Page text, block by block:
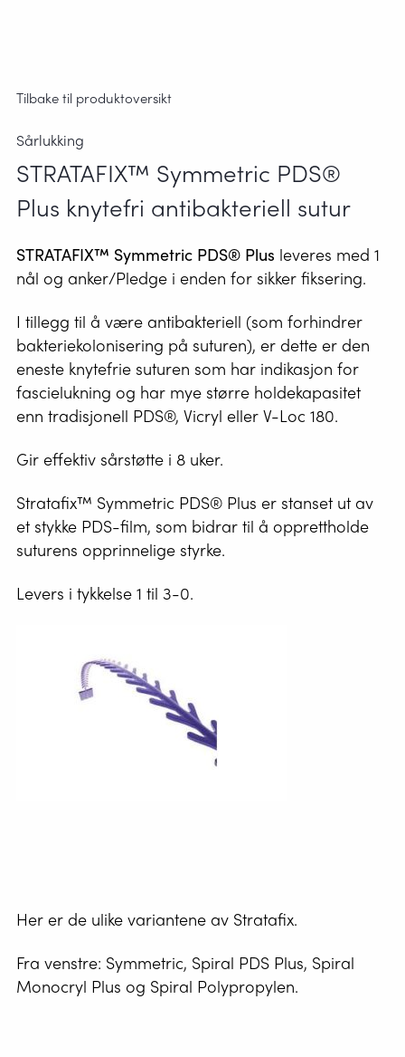
Tilbake til produktoversikt
Sårlukking
STRATAFIX™ Symmetric PDS®
Plus knytefri antibakteriell sutur
STRATAFIX™ Symmetric PDS® Plus leveres med 1
nål og anker/Pledge i enden for sikker fiksering.
I tillegg til å være antibakteriell (som forhindrer
bakteriekolonisering på suturen), er dette er den
eneste knytefrie suturen som har indikasjon for
fascielukning og har mye større holdekapasitet
enn tradisjonell PDS®, Vicryl eller V-Loc 180.
Gir effektiv sårstøtte i 8 uker.
Stratafix™ Symmetric PDS® Plus er stanset ut av
et stykke PDS-film, som bidrar til å opprettholde
suturens opprinnelige styrke.
Levers i tykkelse 1 til 3-0.
Her er de ulike variantene av Stratafix.
Fra venstre: Symmetric, Spiral PDS Plus, Spiral
Monocryl Plus og Spiral Polypropylen.